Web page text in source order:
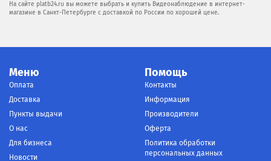
На сайте platb24.ru вы можете выбрать и купить Видеонаблюдение в интернет-
магазине в Санкт-Петербурге с доставкой по России по хорошей цене.
Меню
Оплата
Доставка
Пункты выдачи
О нас
Для бизнеса
Новости
Помощь
Контакты
Информация
Производители
Оферта
Политика обработки
персональных данных